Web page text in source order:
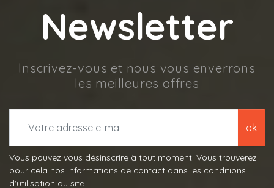
Newsletter
Inscrivez-vous et nous vous enverrons
les meilleures offres
ok
Vous pouvez vous désinscrire à tout moment. Vous trouverez
pour cela nos informations de contact dans les conditions
d'utilisation du site.